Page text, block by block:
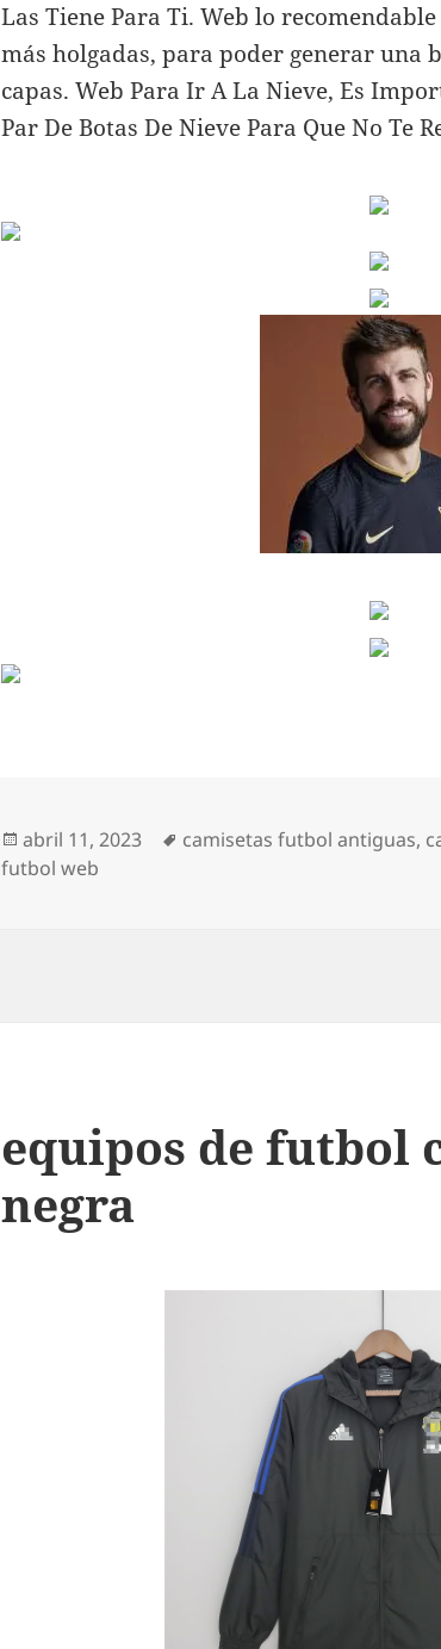
Las Tiene Para Ti. Web lo
más holgadas, para poder generar una
capas. Web Para Ir A La Nieve, Es
Par De Botas De Nieve Para Que No Te
Publicado
el
abril 11, 2023 Etiquetas
camisetas futbol antiguas,
futbol web
equipos de futbol
negra